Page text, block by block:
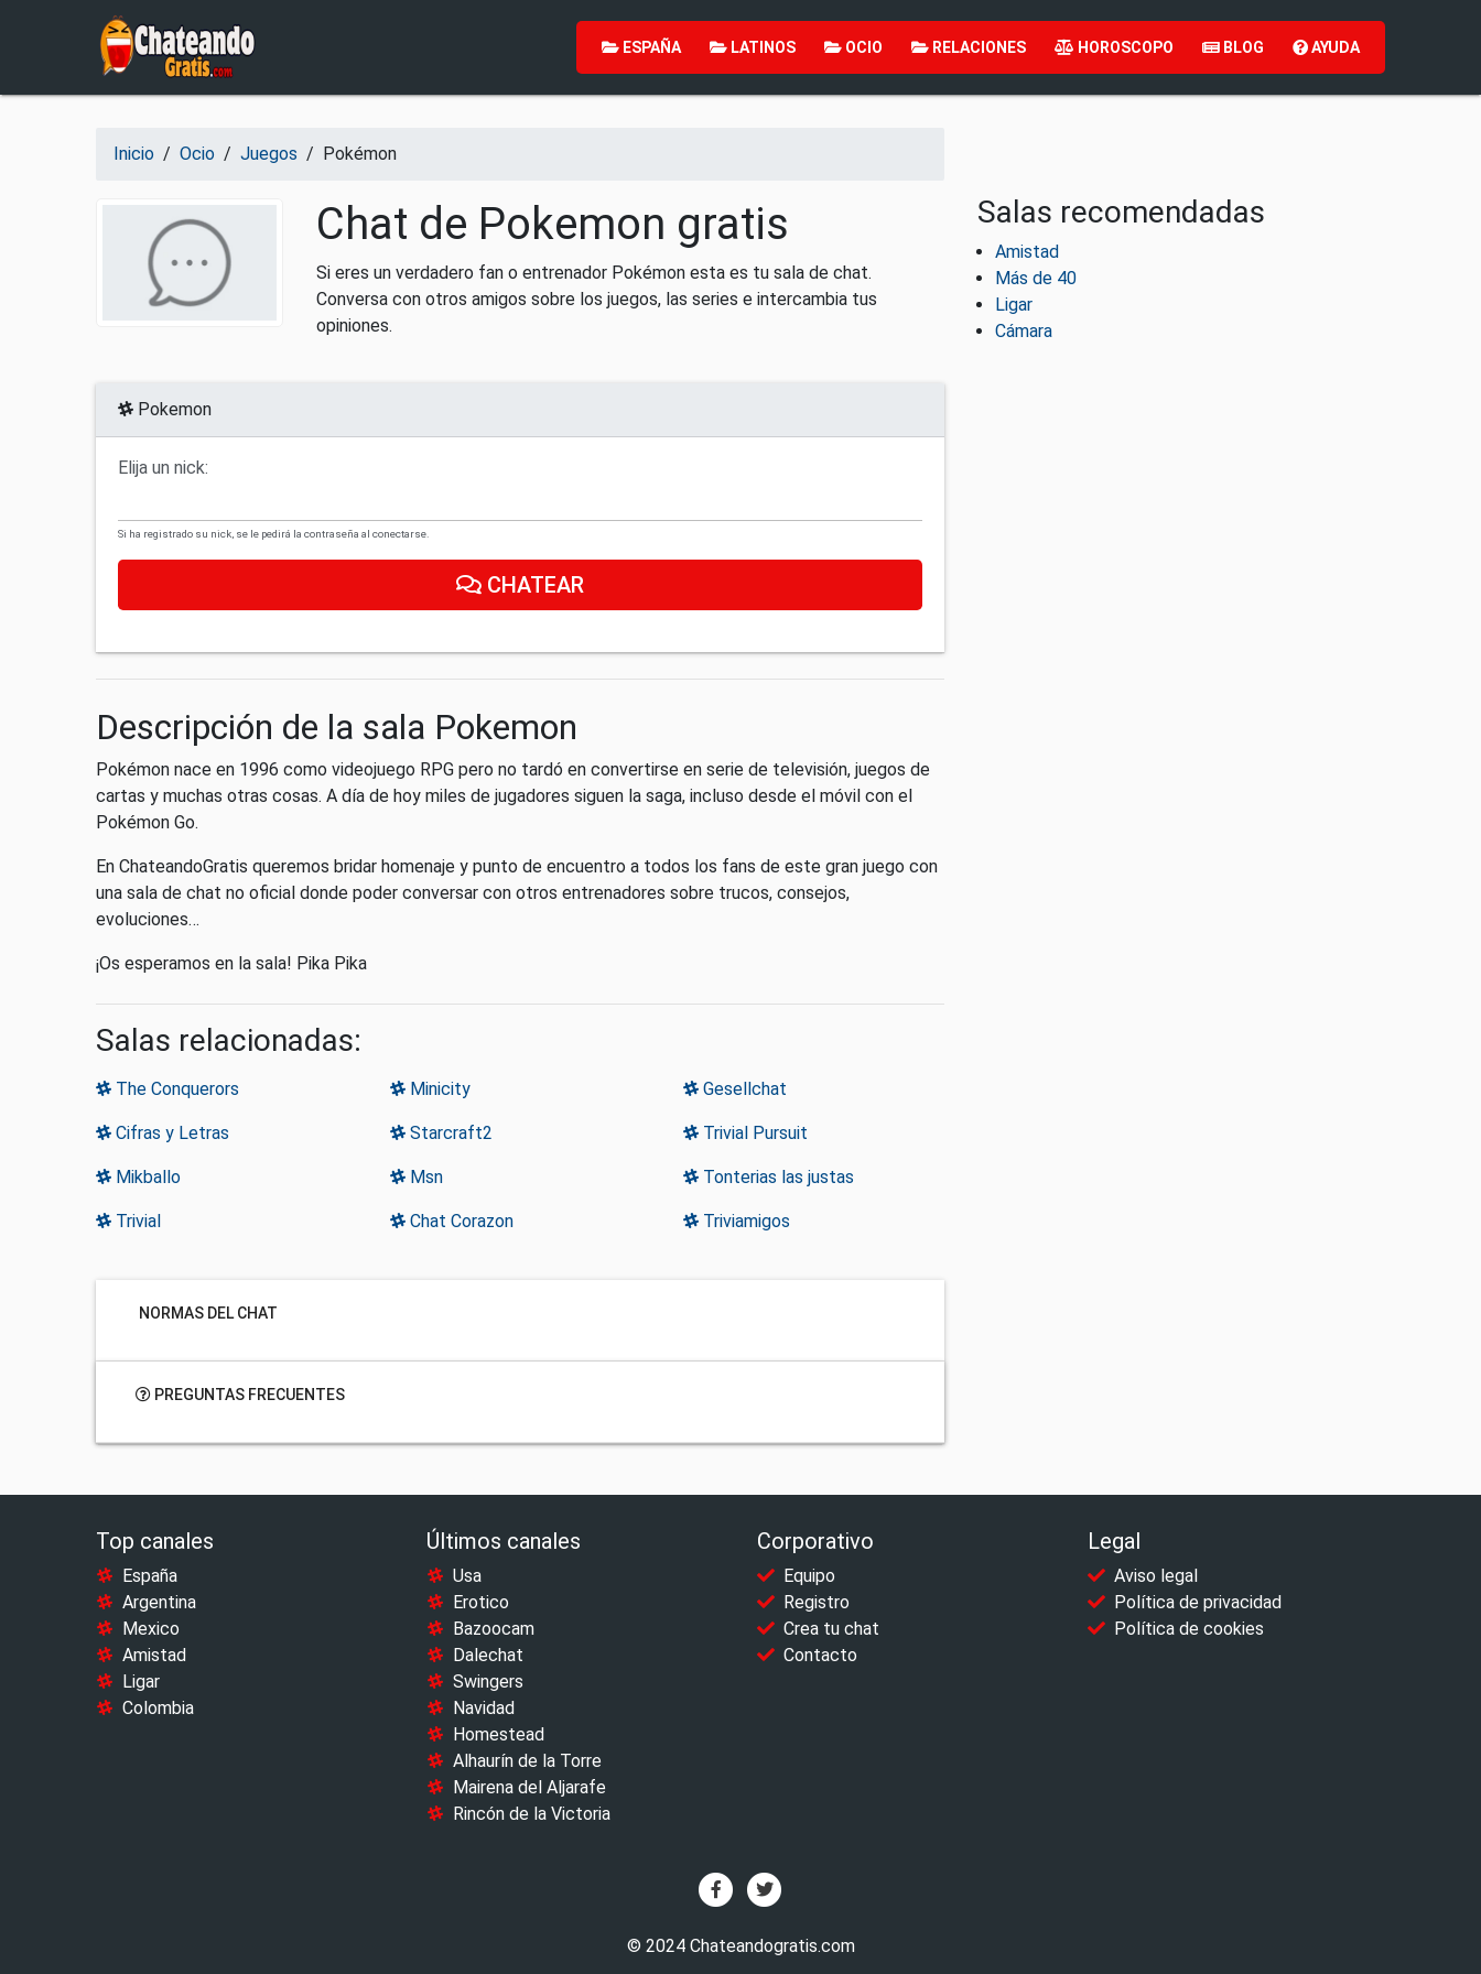
Salir del contenido
ESPAÑA LATINOS OCIO RELACIONES HOROSCOPO BLOG AYUDA
Inicio / Ocio / Juegos / Pokémon
Chat de Pokemon gratis
Si eres un verdadero fan o entrenador Pokémon esta es tu sala de chat.
Conversa con otros amigos sobre los juegos, las series e intercambia tus
opiniones.
Pokemon
Elija un nick:
Si ha registrado su nick, se le pedirá la contraseña al conectarse.
CHATEAR
Descripción de la sala Pokemon
Pokémon nace en 1996 como videojuego RPG pero no tardó en convertirse en serie de televisión, juegos de
cartas y muchas otras cosas. A día de hoy miles de jugadores siguen la saga, incluso desde el móvil con el
Pokémon Go.
En ChateandoGratis queremos bridar homenaje y punto de encuentro a todos los fans de este gran juego con
una sala de chat no oficial donde poder conversar con otros entrenadores sobre trucos, consejos,
evoluciones…
¡Os esperamos en la sala! Pika Pika
Salas relacionadas:
The Conquerors Minicity Gesellchat
Cifras y Letras Starcraft2 Trivial Pursuit
Mikballo Msn Tonterias las justas
Trivial Chat Corazon Triviamigos
NORMAS DEL CHAT
PREGUNTAS FRECUENTES
Salas recomendadas
Amistad
Más de 40
Ligar
Cámara
Top canales
España
Argentina
Mexico
Amistad
Ligar
Colombia
Últimos canales
Usa
Erotico
Bazoocam
Dalechat
Swingers
Navidad
Homestead
Alhaurín de la Torre
Mairena del Aljarafe
Rincón de la Victoria
Corporativo
Equipo
Registro
Crea tu chat
Contacto
Legal
Aviso legal
Política de privacidad
Política de cookies
© 2024 Chateandogratis.com